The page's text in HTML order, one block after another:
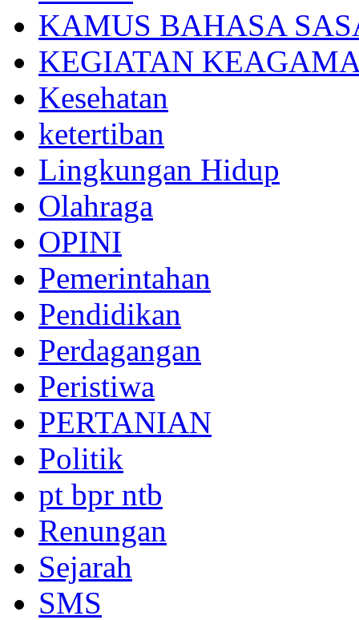
KAMUS BAHASA
KEGIATAN
Kesehatan
ketertiban
Lingkungan Hidup
Olahraga
OPINI
Pemerintahan
Pendidikan
Perdagangan
Peristiwa
PERTANIAN
Politik
pt bpr ntb
Renungan
Sejarah
SMS